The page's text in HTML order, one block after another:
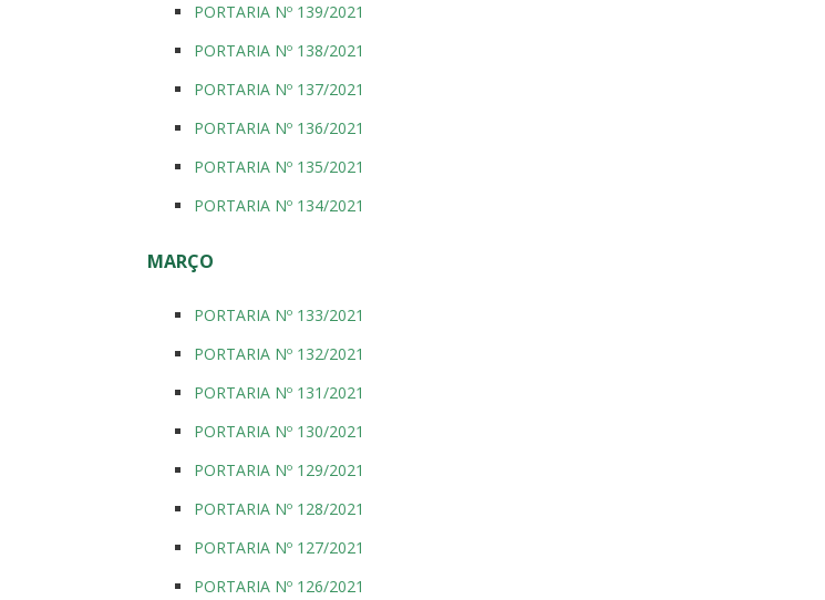
PORTARIA Nº 139/2021
PORTARIA Nº 138/2021
PORTARIA Nº 137/2021
PORTARIA Nº 136/2021
PORTARIA Nº 135/2021
PORTARIA Nº 134/2021
MARÇO
PORTARIA Nº 133/2021
PORTARIA Nº 132/2021
PORTARIA Nº 131/2021
PORTARIA Nº 130/2021
PORTARIA Nº 129/2021
PORTARIA Nº 128/2021
PORTARIA Nº 127/2021
PORTARIA Nº 126/2021